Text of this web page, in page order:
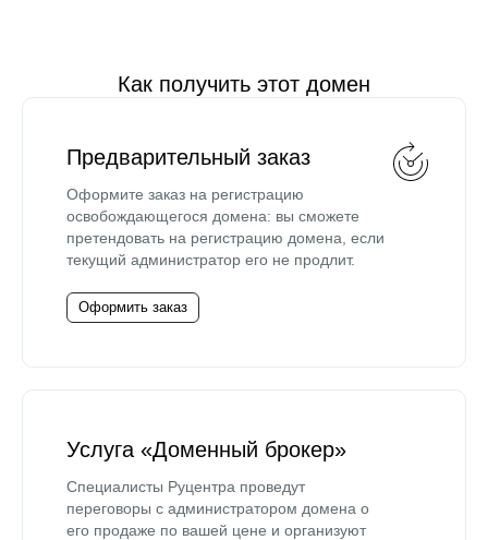
Как получить этот домен
Предварительный заказ
Оформите заказ на регистрацию
освобождающегося домена: вы сможете
претендовать на регистрацию домена, если
текущий администратор его не продлит.
Оформить заказ
Услуга «Доменный брокер»
Специалисты Руцентра проведут
переговоры с администратором домена о
его продаже по вашей цене и организуют